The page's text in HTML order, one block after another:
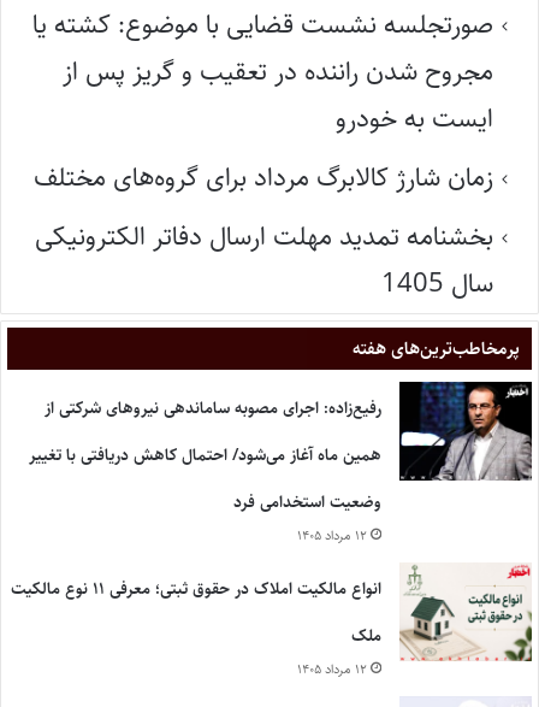
صورتجلسه نشست قضایی با موضوع: کشته یا
مجروح شدن راننده در تعقیب و گریز پس از
ایست به خودرو
زمان شارژ کالابرگ مرداد برای گروه‌های مختلف
بخشنامه تمدید مهلت ارسال دفاتر الکترونیکی
سال 1405
پر‌مخاطب‌ترین‌های هفته
رفیع‌زاده: اجرای مصوبه ساماندهی نیروهای شرکتی از
همین ماه آغاز می‌شود/ احتمال کاهش دریافتی با تغییر
وضعیت استخدامی فرد
۱۲ مرداد ۱۴۰۵
انواع مالکیت املاک در حقوق ثبتی؛ معرفی ۱۱ نوع مالکیت
ملک
۱۲ مرداد ۱۴۰۵